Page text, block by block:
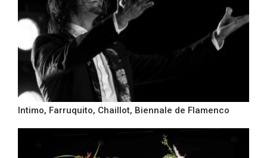
Intimo, Farruquito, Chaillot, Biennale de Flamenco